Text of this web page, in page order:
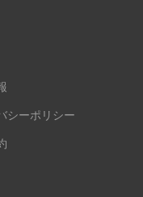
シーポリシー